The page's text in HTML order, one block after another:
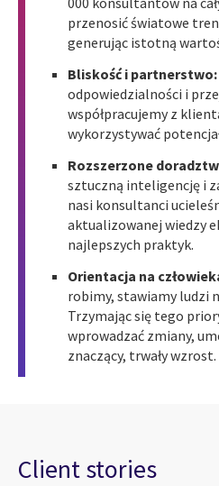
przenosić światowe
generując istotną
Bliskość i partnerstwo:
odpowiedzialności i
współpracujemy z
wykorzystywać
Rozszerzone
sztuczną inteligencję i
nasi konsultanci
aktualizowanej wiedzy
najlepszych praktyk.
Orientacja na
robimy, stawiamy ludzi
Trzymając się tego
wprowadzać zmiany,
znaczący, trwały wzrost.
Client stories